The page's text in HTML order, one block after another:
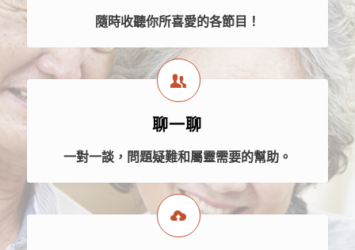
隨時收聽你所喜愛的各節目！
聊一聊
一對一談，問題疑難和屬靈需要的幫助。